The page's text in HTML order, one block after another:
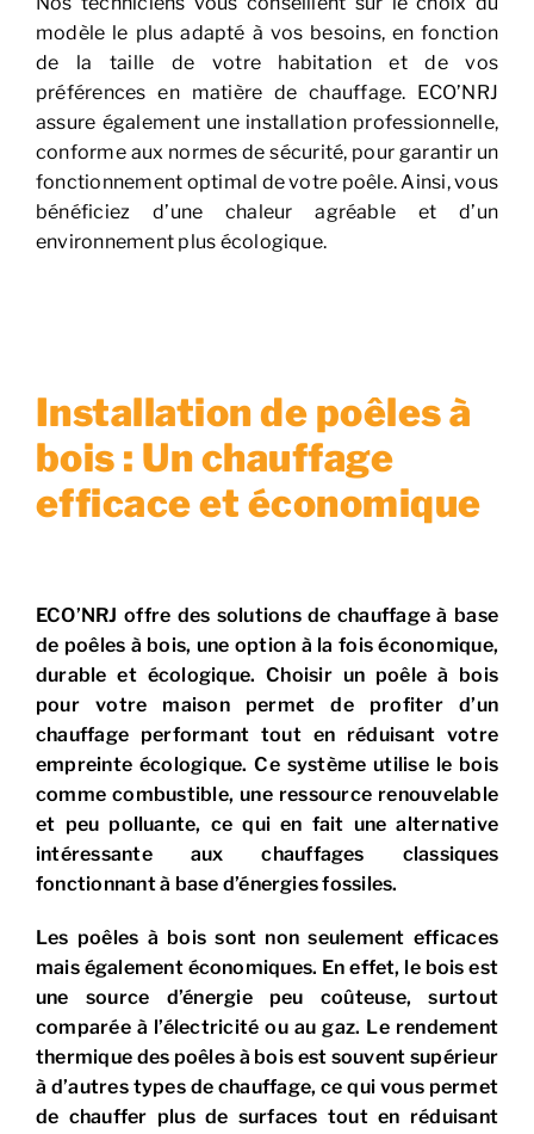
modèle le plus adapté à vos besoins, en fonction
de la taille de votre habitation et de vos
préférences en matière de chauffage. ECO’NRJ
assure également une installation professionnelle,
conforme aux normes de sécurité, pour garantir un
fonctionnement optimal de votre poêle. Ainsi, vous
bénéficiez d’une chaleur agréable et d’un
environnement plus écologique.
Installation de poêles à
bois : Un chauffage
efficace et économique
ECO’NRJ offre des solutions de chauffage à base
de poêles à bois, une option à la fois économique,
durable et écologique. Choisir un poêle à bois
pour votre maison permet de profiter d’un
chauffage performant tout en réduisant votre
empreinte écologique. Ce système utilise le bois
comme combustible, une ressource renouvelable
et peu polluante, ce qui en fait une alternative
intéressante aux chauffages classiques
fonctionnant à base d’énergies fossiles.
Les poêles à bois sont non seulement efficaces
mais également économiques. En effet, le bois est
une source d’énergie peu coûteuse, surtout
comparée à l’électricité ou au gaz. Le rendement
thermique des poêles à bois est souvent supérieur
à d’autres types de chauffage, ce qui vous permet
de chauffer plus de surfaces tout en réduisant